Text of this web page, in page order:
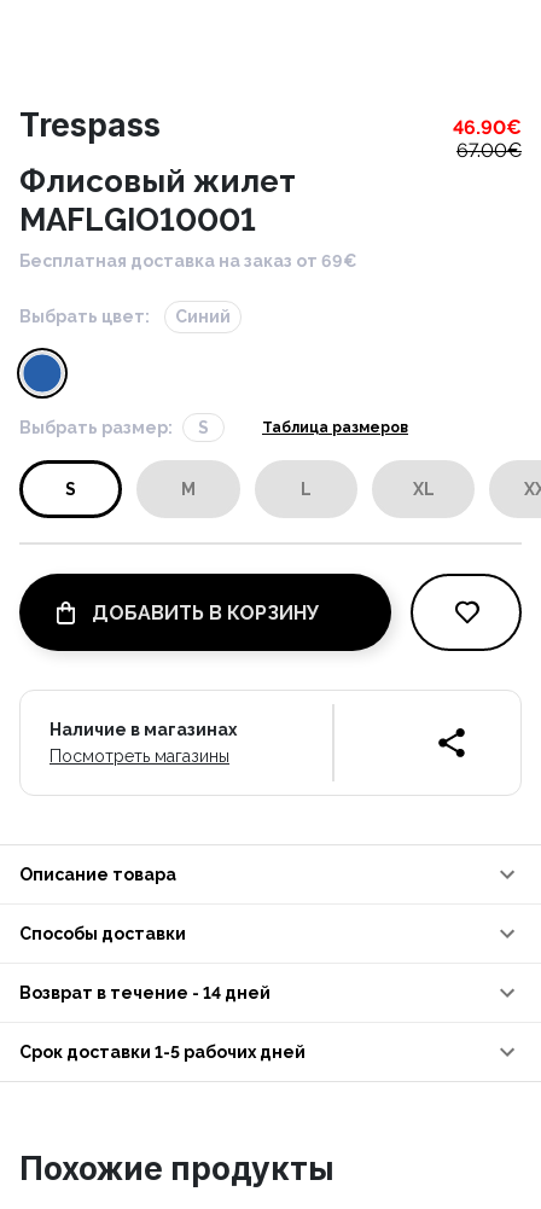
Trespass 46.90€
67.00€
Флисовый жилет
MAFLGIO10001
Бесплатная доставка на заказ от 69€
Выбрать цвет: Синий
Выбрать размер: S Таблица размеров
S M L XL
ДОБАВИТЬ В КОРЗИНУ
Наличие в магазинах
Посмотреть магазины
Описание товара
Способы доставки
Возврат в течение - 14 дней
Срок доставки 1-5 рабочих дней
Похожие продукты